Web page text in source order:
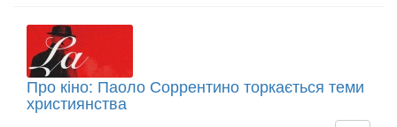
Про кіно: Паоло Соррентино торкається теми
християнства